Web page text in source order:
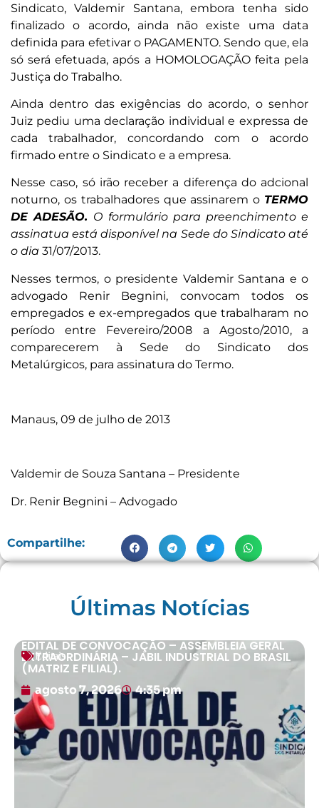
Sindicato, Valdemir Santana, embora tenha sido
finalizado o acordo, ainda não existe uma data
definida para efetivar o PAGAMENTO. Sendo que, ela
só será efetuada, após a HOMOLOGAÇÃO feita pela
Justiça do Trabalho.
Ainda dentro das exigências do acordo, o senhor
Juiz pediu uma declaração individual e expressa de
cada trabalhador, concordando com o acordo
firmado entre o Sindicato e a empresa.
Nesse caso, só irão receber a diferença do adcional
noturno, os trabalhadores que assinarem o TERMO
DE ADESÃO. O formulário para preenchimento e
assinatua está disponível na Sede do Sindicato até
o dia 31/07/2013.
Nesses termos, o presidente Valdemir Santana e o
advogado Renir Begnini, convocam todos os
empregados e ex-empregados que trabalharam no
período entre Fevereiro/2008 a Agosto/2010, a
comparecerem à Sede do Sindicato dos
Metalúrgicos, para assinatura do Termo.
Manaus, 09 de julho de 2013
Valdemir de Souza Santana – Presidente
Dr. Renir Begnini – Advogado
Compartilhe:
Últimas Notícias
Editais
EDITAL DE CONVOCAÇÃO – ASSEMBLEIA GERAL
EXTRAORDINÁRIA – JABIL INDUSTRIAL DO BRASIL
(MATRIZ E FILIAL).
agosto 7, 2026 4:35 pm